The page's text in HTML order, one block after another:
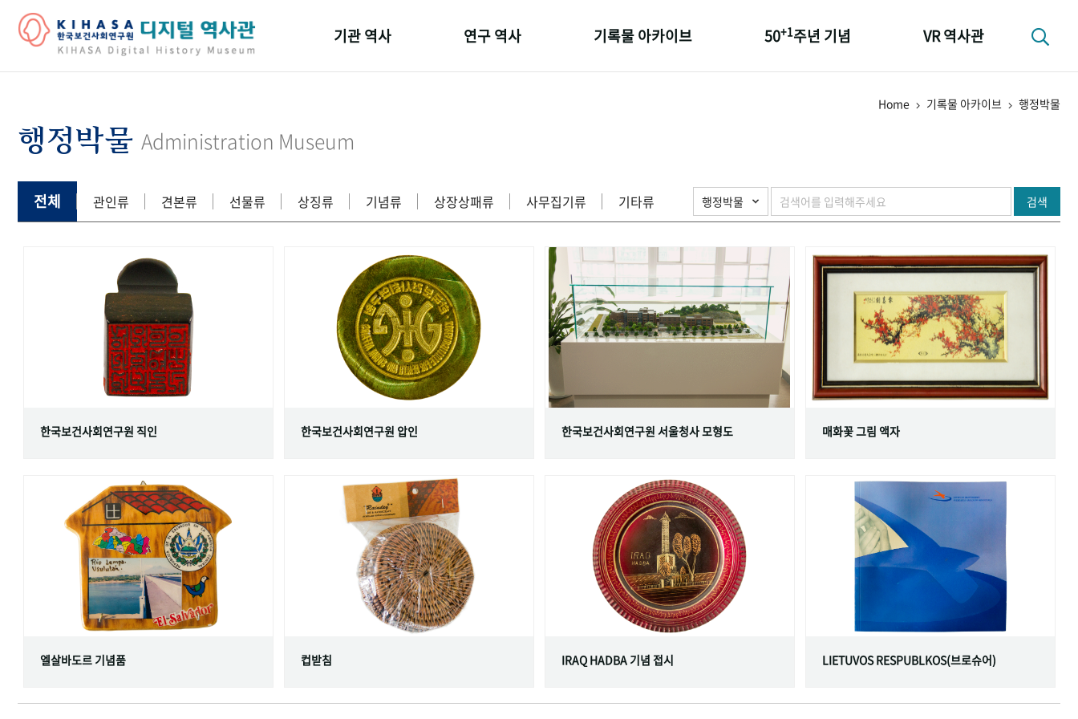
기관 역사
연구원 사람들
연구 역사
간행물 변천사
기록물 아카이브
영상 기록물
50+1주년 기념
세계와 함께 한 KIHASA
VR 역사관
Home 기록물 아카이브 행정박물
행정박물 Administration Museum
전체 관인류 견본류 선물류 상징류 기념류 상장상패류 사무집기류 기타류 검색
한국보건사회연구원 직인 한국보건사회연구원 압인 한국보건사회연구원 서울청사 모형도 매화꽃 그림 액자
엘살바도르 기념품 컵받침 IRAQ HADBA 기념 접시 LIETUVOS RESPUBLKOS(브로슈어)